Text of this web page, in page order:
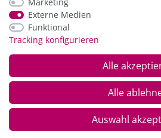
und Versandkosten
Externe Medien
Funktional
Tracking konfigurieren
Alle
Alle
Auswahl
© Copyright 2026 Alle Rechte